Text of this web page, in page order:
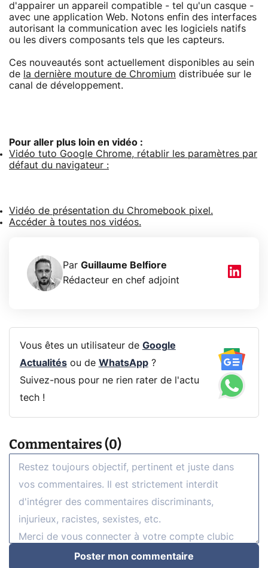
d'appairer un appareil compatible - tel qu'un casque -
avec une application Web. Notons enfin des interfaces
autorisant la communication avec les logiciels natifs
ou les divers composants tels que les capteurs.
Ces nouveautés sont actuellement disponibles au sein
de la dernière mouture de Chromium distribuée sur le
canal de développement.
Pour aller plus loin en vidéo :
Vidéo tuto Google Chrome, rétablir les paramètres par
défaut du navigateur :
Vidéo de présentation du Chromebook pixel.
Accéder à toutes nos vidéos.
Par Guillaume Belfiore
Rédacteur en chef adjoint
Vous êtes un utilisateur de Google
Actualitésou de WhatsApp?
Suivez-nous pour ne rien rater de l'actu
tech !
Commentaires (0)
Poster mon commentaire